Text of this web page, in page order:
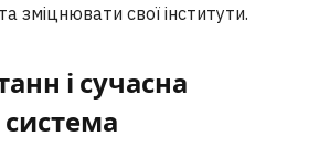
зміцнювати свої інститути.
і сучасна